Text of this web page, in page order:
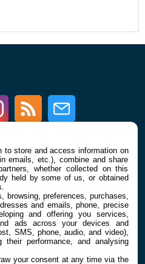
InstagramRSS Newsletter
À PROPOS
La rédaction
Contact
to store and access information on
emails, etc.), combine and share
whether collected on this
held by some of us, or obtained
browsing, preferences, purchases,
and emails, phone, precise
and offering you services,
ads across your devices and
SMS, phone, audio, and video),
their performance, and analysing
your consent at any time via the